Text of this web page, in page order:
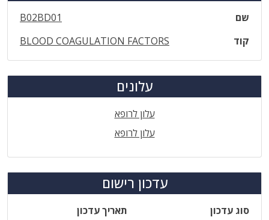
שם
B02BD01
קוד
BLOOD COAGULATION FACTORS
עלונים
עלון לרופא
עלון לרופא
עדכון רישום
סוג עדכון
תאריך עדכון